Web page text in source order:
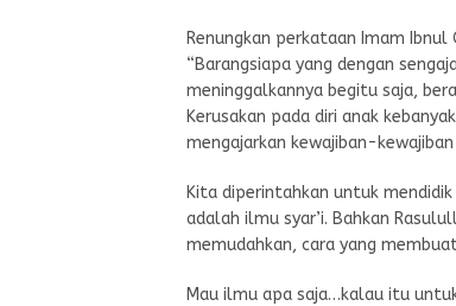
Renungkan perkataan Imam
“Barangsiapa yang dengan
meninggalkannya begitu saja,
Kerusakan pada diri anak
mengajarkan kewajiban-
Kita diperintahkan untuk
adalah ilmu syar’i. Bahkan
memudahkan, cara yang
Mau ilmu apa saja…kalau itu